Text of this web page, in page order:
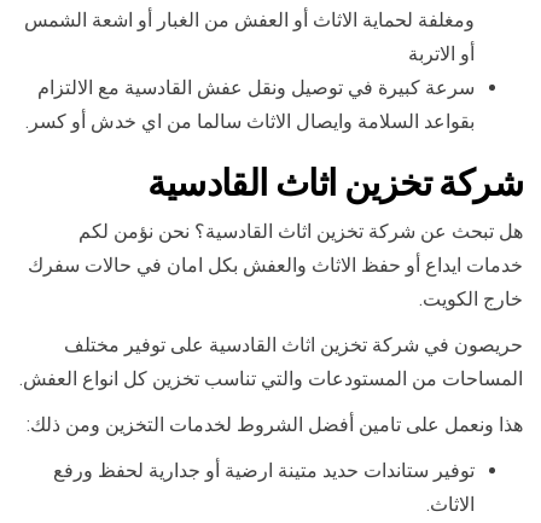
ومغلفة لحماية الاثاث أو العفش من الغبار أو اشعة الشمس
أو الاتربة
سرعة كبيرة في توصيل ونقل عفش القادسية مع الالتزام
بقواعد السلامة وايصال الاثاث سالما من اي خدش أو كسر.
شركة تخزين اثاث القادسية
هل تبحث عن شركة تخزين اثاث القادسية؟ نحن نؤمن لكم
خدمات ايداع أو حفظ الاثاث والعفش بكل امان في حالات سفرك
خارج الكويت.
حريصون في شركة تخزين اثاث القادسية على توفير مختلف
المساحات من المستودعات والتي تناسب تخزين كل انواع العفش.
هذا ونعمل على تامين أفضل الشروط لخدمات التخزين ومن ذلك:
توفير ستاندات حديد متينة ارضية أو جدارية لحفظ ورفع
الاثاث.